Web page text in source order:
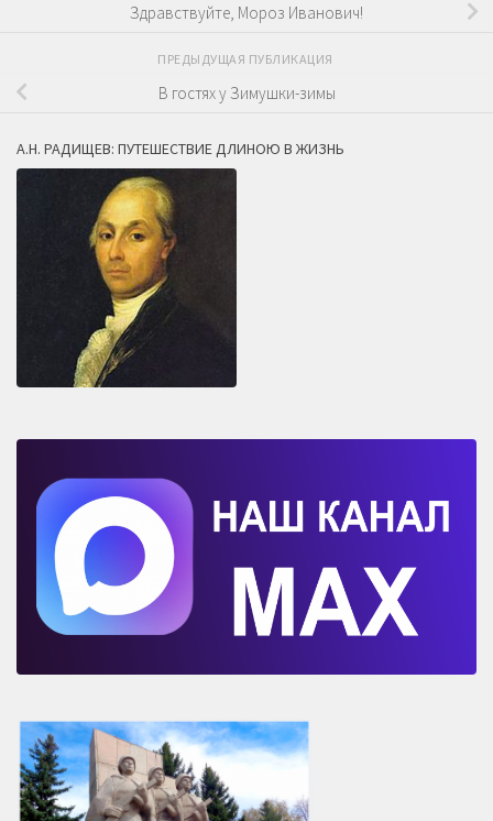
Здравствуйте, Мороз Иванович!
ПРЕДЫДУЩАЯ ПУБЛИКАЦИЯ
В гостях у Зимушки-зимы
А.Н. РАДИЩЕВ: ПУТЕШЕСТВИЕ ДЛИНОЮ В ЖИЗНЬ